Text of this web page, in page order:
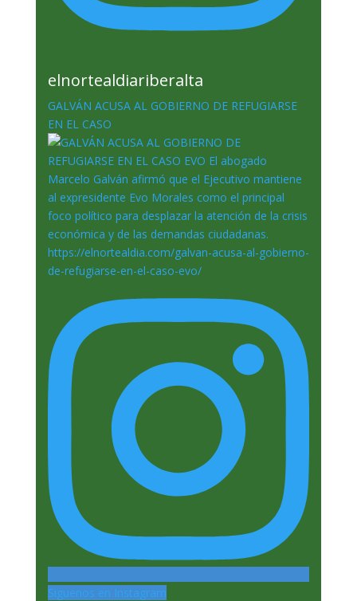
elnortealdiariberalta
GALVÁN ACUSA AL GOBIERNO DE REFUGIARSE
EN EL CASO
Siguenos en Instagram